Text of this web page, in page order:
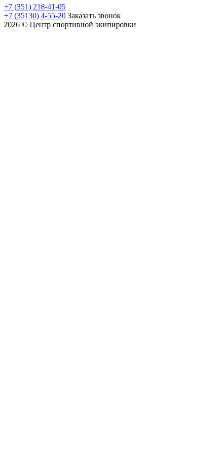
+7 (351) 218-41-05
+7 (35130) 4-55-20 Заказать звонок
2026 © Центр спортивной экипировки